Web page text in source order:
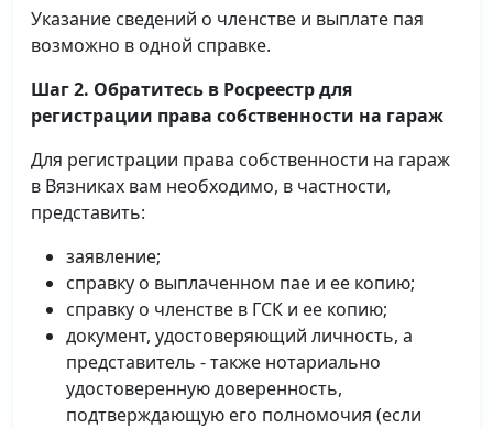
Указание сведений о членстве и выплате пая
возможно в одной справке.
Шаг 2. Обратитесь в Росреестр для
регистрации права собственности на гараж
Для регистрации права собственности на гараж
в Вязниках вам необходимо, в частности,
представить:
заявление;
справку о выплаченном пае и ее копию;
справку о членстве в ГСК и ее копию;
документ, удостоверяющий личность, а
представитель - также нотариально
удостоверенную доверенность,
подтверждающую его полномочия (если